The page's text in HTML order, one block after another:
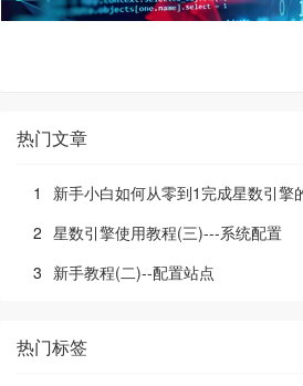
热门文章
1
新手小白如何从零到1完成星数引擎
2 星数引擎使用教程(三)---系统配置
3 新手教程(二)--配置站点
热门标签